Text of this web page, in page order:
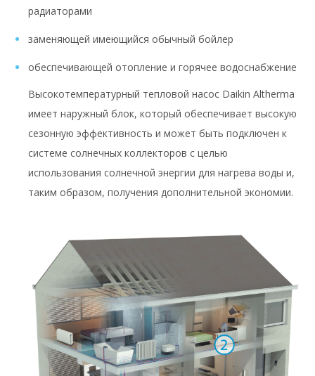
радиаторами
заменяющей имеющийся обычный бойлер
обеспечивающей отопление и горячее водоснабжение
Высокотемпературный тепловой насос Daikin Altherma
имеет наружный блок, который обеспечивает высокую
сезонную эффективность и может быть подключен к
системе солнечных коллекторов с целью
использования солнечной энергии для нагрева воды и,
таким образом, получения дополнительной экономии.